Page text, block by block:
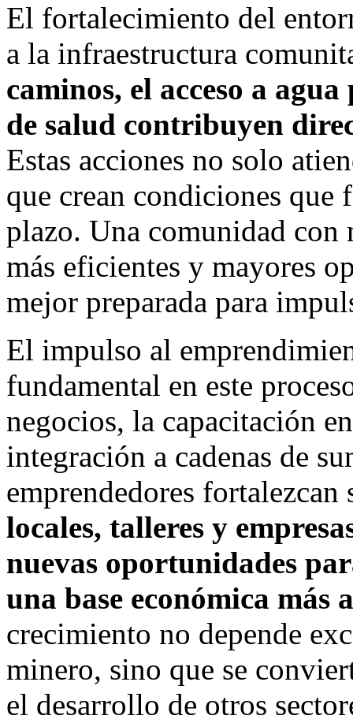
El fortalecimiento del
a la infraestructura
caminos, el acceso a
de salud contribuyen
Estas acciones no solo
que crean condiciones que
plazo. Una comunidad con
más eficientes y mayores
mejor preparada para
El impulso al
fundamental en este
negocios, la capacitación
integración a cadenas de
emprendedores
locales, talleres y
nuevas oportunidades
una base económica
crecimiento no depende
minero, sino que se
el desarrollo de otros